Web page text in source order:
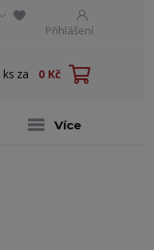
Přihlášení
ks za 0 Kč
Více